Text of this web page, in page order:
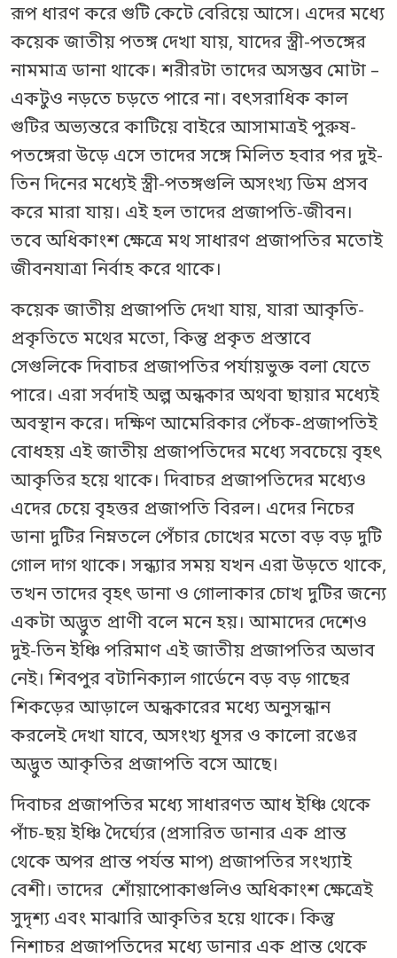
রূপ ধারণ করে গুটি কেটে বেরিয়ে আসে। এদের মধ্যে
কয়েক জাতীয় পতঙ্গ দেখা যায়, যাদের স্ত্রী-পতঙ্গের
নামমাত্র ডানা থাকে। শরীরটা তাদের অসম্ভব মোটা –
একটুও নড়তে চড়তে পারে না। বৎসরাধিক কাল
গুটির অভ্যন্তরে কাটিয়ে বাইরে আসামাত্রই পুরুষ-
পতঙ্গেরা উড়ে এসে তাদের সঙ্গে মিলিত হবার পর দুই-
তিন দিনের মধ্যেই স্ত্রী-পতঙ্গগুলি অসংখ্য ডিম প্রসব
করে মারা যায়। এই হল তাদের প্রজাপতি-জীবন।
তবে অধিকাংশ ক্ষেত্রে মথ সাধারণ প্রজাপতির মতোই
জীবনযাত্রা নির্বাহ করে থাকে।
কয়েক জাতীয় প্রজাপতি দেখা যায়, যারা আকৃতি-
প্রকৃতিতে মথের মতো, কিন্তু প্রকৃত প্রস্তাবে
সেগুলিকে দিবাচর প্রজাপতির পর্যায়ভুক্ত বলা যেতে
পারে। এরা সর্বদাই অল্প অন্ধকার অথবা ছায়ার মধ্যেই
অবস্থান করে। দক্ষিণ আমেরিকার পেঁচক-প্রজাপতিই
বোধহয় এই জাতীয় প্রজাপতিদের মধ্যে সবচেয়ে বৃহৎ
আকৃতির হয়ে থাকে। দিবাচর প্রজাপতিদের মধ্যেও
এদের চেয়ে বৃহত্তর প্রজাপতি বিরল। এদের নিচের
ডানা দুটির নিম্নতলে পেঁচার চোখের মতো বড় বড় দুটি
গোল দাগ থাকে। সন্ধ্যার সময় যখন এরা উড়তে থাকে,
তখন তাদের বৃহৎ ডানা ও গোলাকার চোখ দুটির জন্যে
একটা অদ্ভুত প্রাণী বলে মনে হয়। আমাদের দেশেও
দুই-তিন ইঞ্চি পরিমাণ এই জাতীয় প্রজাপতির অভাব
নেই। শিবপুর বটানিক্যাল গার্ডেনে বড় বড় গাছের
শিকড়ের আড়ালে অন্ধকারের মধ্যে অনুসন্ধান
করলেই দেখা যাবে, অসংখ্য ধূসর ও কালো রঙের
অদ্ভুত আকৃতির প্রজাপতি বসে আছে।
দিবাচর প্রজাপতির মধ্যে সাধারণত আধ ইঞ্চি থেকে
পাঁচ-ছয় ইঞ্চি দৈর্ঘ্যের (প্রসারিত ডানার এক প্রান্ত
থেকে অপর প্রান্ত পর্যন্ত মাপ) প্রজাপতির সংখ্যাই
বেশী। তাদের শোঁয়াপোকাগুলিও অধিকাংশ ক্ষেত্রেই
সুদৃশ্য এবং মাঝারি আকৃতির হয়ে থাকে। কিন্তু
নিশাচর প্রজাপতিদের মধ্যে ডানার এক প্রান্ত থেকে